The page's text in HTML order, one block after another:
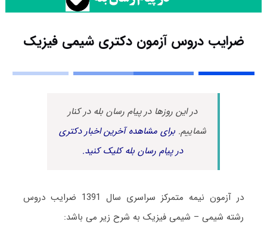
ضرایب دروس آزمون دکتری شیمی فیزیک
در این روزها در پیام رسان بله در کنار
شماییم.برای مشاهده آخرین اخبار دکتری
در پیام رسان بله کلیک کنید.
در آزمون نیمه متمرکز سراسری سال 1391 ضرایب دروس
رشته شیمی – شیمی فیزیک به شرح زیر می باشد: